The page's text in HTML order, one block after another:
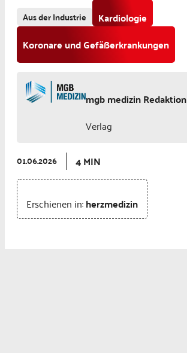
Aus der Industrie
Kardiologie
Koronare und Gefäßerkrankungen
mgb medizin Redaktion
Verlag
01.06.2026 4 MIN
Erschienen in:herzmedizin